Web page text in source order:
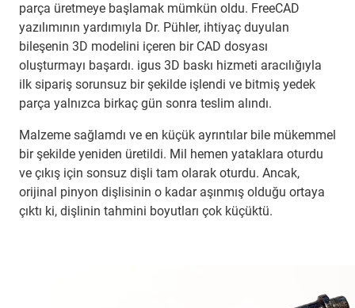
parça üretmeye başlamak mümkün oldu. FreeCAD
yazılımının yardımıyla Dr. Pühler, ihtiyaç duyulan
bileşenin 3D modelini içeren bir CAD dosyası
oluşturmayı başardı. igus 3D baskı hizmeti aracılığıyla
ilk sipariş sorunsuz bir şekilde işlendi ve bitmiş yedek
parça yalnızca birkaç gün sonra teslim alındı.
Malzeme sağlamdı ve en küçük ayrıntılar bile mükemmel
bir şekilde yeniden üretildi. Mil hemen yataklara oturdu
ve çıkış için sonsuz dişli tam olarak oturdu. Ancak,
orijinal pinyon dişlisinin o kadar aşınmış olduğu ortaya
çıktı ki, dişlinin tahmini boyutları çok küçüktü.